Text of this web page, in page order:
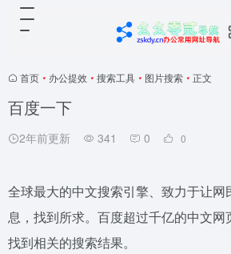
首页 • 办公提效 • 搜索工具 • 图片搜索 • 正文
百度一下
2年前更新 341 0 0
全球最大的中文搜索引擎、致力于让网
息，找到所求。百度超过千亿的中文网
找到相关的搜索结果。